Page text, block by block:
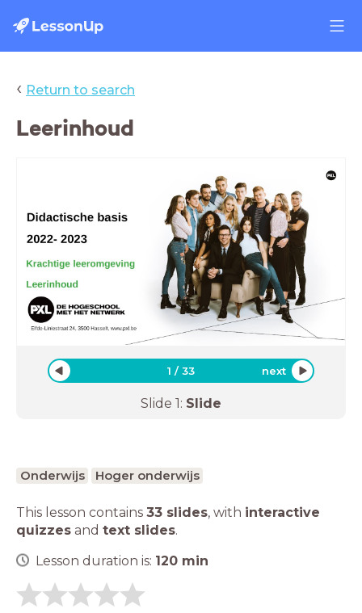
‹ Return to search
Leerinhoud
1 /33 next
Slide 1: Slide
Onderwijs Hoger onderwijs
This lesson contains 33 slides, with interactive
quizzes and text slides.
Lesson duration is: 120 min